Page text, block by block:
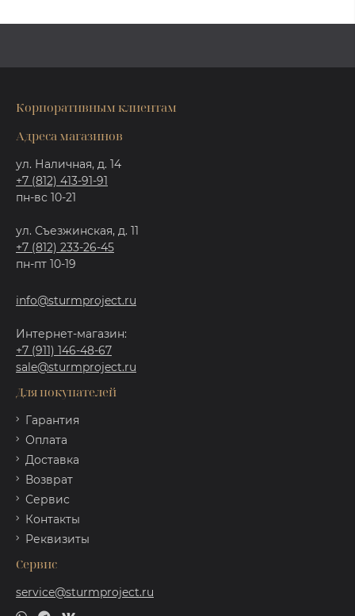
Корпоративным клиентам
Адреса магазинов
ул. Наличная, д. 14
+7 (812) 413-91-91
пн-вс 10-21
ул. Съезжинская, д. 11
+7 (812) 233-26-45
пн-пт 10-19
info@sturmproject.ru
Интернет-магазин:
+7 (911) 146-48-67
sale@sturmproject.ru
Для покупателей
Гарантия
Оплата
Доставка
Возврат
Сервис
Контакты
Реквизиты
Сервис
service@sturmproject.ru